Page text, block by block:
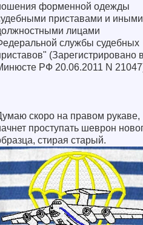
форменной одежды
приставами и иными
лицами
службы судебных
(Зарегистрировано
РФ 20.06.2011 N
скоро на правом рукаве,
проступать шеврон
стирая старый.